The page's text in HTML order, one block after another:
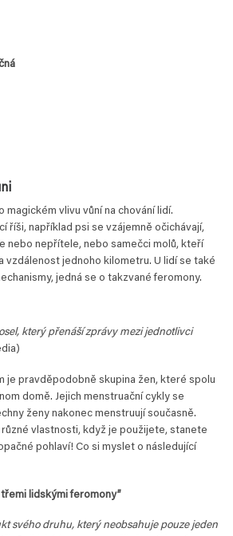
magickém vlivu vůní na chování lidí.
říši, například psi se vzájemně očichávají,
nebo nepřítele, nebo samečci molů, kteří
vzdálenost jednoho kilometru. U lidí se také
jedná se o takzvané feromony.
který přenáší zprávy mezi jednotlivci
je pravděpodobně skupina žen, které spolu
domě. Jejich menstruační cykly se
ženy nakonec menstruují současně.
vlastnosti, když je použijete, stanete
pohlaví! Co si myslet o následující
lidskými feromony”
svého druhu, který neobsahuje pouze jeden